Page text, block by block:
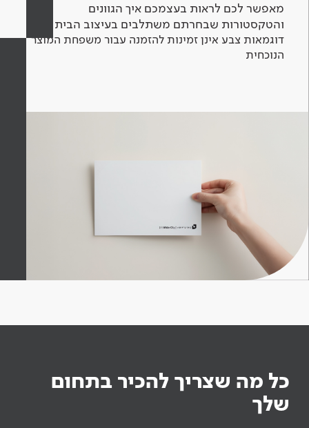
מאפשר לכם לראות בעצמכם איך הגוונים
והטקסטורות שבחרתם משתלבים בעיצוב הבית.
דוגמאות צבע אינן זמינות להזמנה עבור משפחת המוצר
הנוכחית
כל מה שצריך להכיר בתחום
שלך